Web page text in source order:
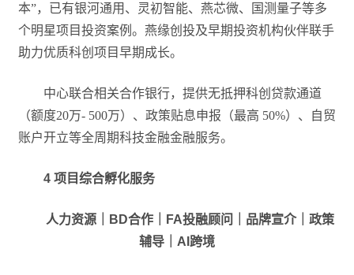
本”，已有银河通用、灵初智能、燕芯微、国测量子等多
个明星项目投资案例。燕缘创投及早期投资机构伙伴联手
助力优质科创项目早期成长。
中心联合相关合作银行，提供无抵押科创贷款通道
（额度20万- 500万）、政策贴息申报（最高 50%）、自贸
账户开立等全周期科技金融金融服务。
4 项目综合孵化服务
人力资源｜BD合作｜FA投融顾问｜品牌宣介｜政策
辅导｜AI跨境